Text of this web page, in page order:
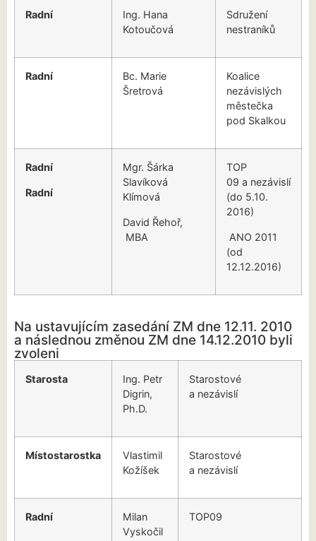
Radní
Ing. Hana
Kotoučová
Sdružení
nestraníků
Radní
Bc. Marie
Šretrová
Koalice
nezávislých
městečka
pod Skalkou
Radní
Radní
Mgr. Šárka
Slavíková
Klímová
David Řehoř,
MBA
TOP
09 a nezávislí
(do 5.10.
2016)
ANO 2011
(od
12.12.2016)
Na ustavujícím zasedání ZM dne 12.11. 2010
a následnou změnou ZM dne 14.12.2010 byli
zvoleni
Starosta
Ing. Petr
Digrin,
Ph.D.
Starostové
a nezávislí
Místostarostka
Vlastimil
Kožíšek
Starostové
a nezávislí
Radní
Milan
Vyskočil
TOP09